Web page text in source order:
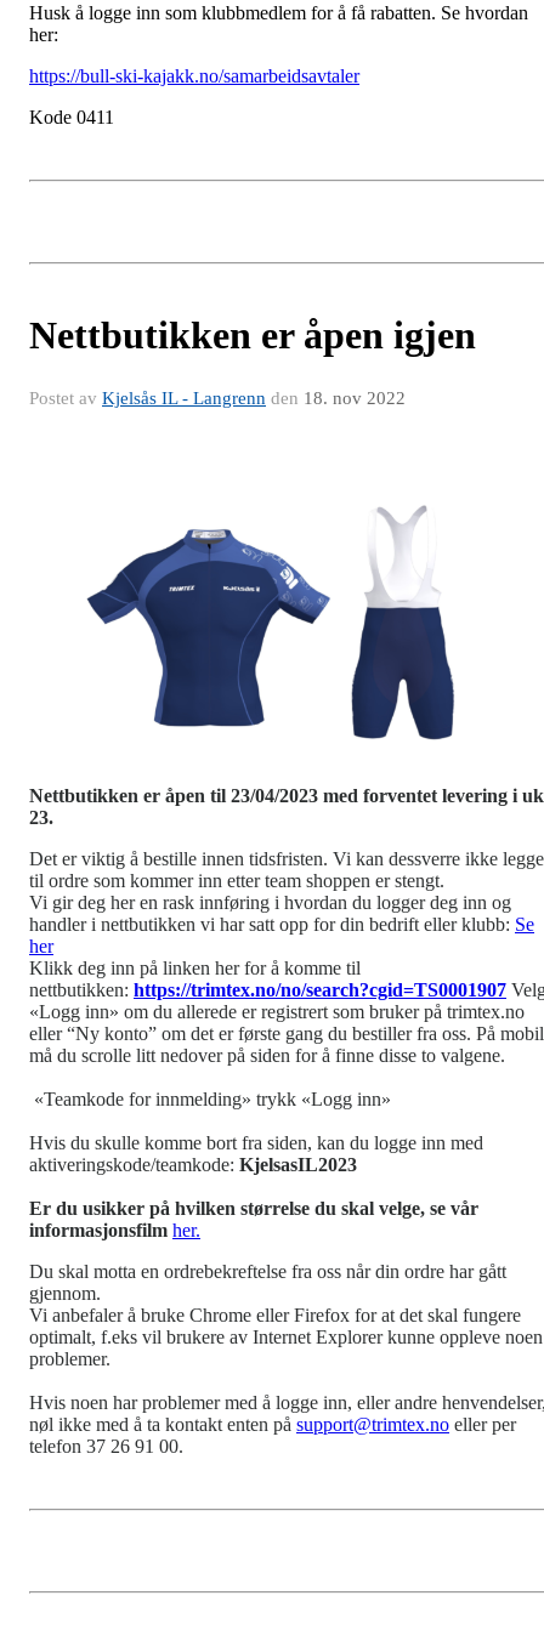
Husk å logge inn som klubbmedlem for å få rabatten. Se hvordan
her:
https://bull-ski-kajakk.no/samarbeidsavtaler
Kode 0411
Nettbutikken er åpen igjen
Postet av Kjelsås IL - Langrenn den 18. nov 2022
Nettbutikken er åpen til 23/04/2023 med forventet levering i
23.
Det er viktig å bestille innen tidsfristen. Vi kan dessverre ikke legge
til ordre som kommer inn etter team shoppen er stengt.
Vi gir deg her en rask innføring i hvordan du logger deg inn og
handler i nettbutikken vi har satt opp for din bedrift eller klubb: Se
her
Klikk deg inn på linken her for å komme til
nettbutikken: https://trimtex.no/no/search?cgid=TS0001907
«Logg inn» om du allerede er registrert som bruker på trimtex.no
eller “Ny konto” om det er første gang du bestiller fra oss. På mobil
må du scrolle litt nedover på siden for å finne disse to valgene.
«Teamkode for innmelding» trykk «Logg inn»
Hvis du skulle komme bort fra siden, kan du logge inn med
aktiveringskode/teamkode: KjelsasIL2023
Er du usikker på hvilken størrelse du skal velge, se vår
informasjonsfilm her.
Du skal motta en ordrebekreftelse fra oss når din ordre har gått
gjennom.
Vi anbefaler å bruke Chrome eller Firefox for at det skal fungere
optimalt, f.eks vil brukere av Internet Explorer kunne oppleve noen
problemer.
Hvis noen har problemer med å logge inn, eller andre
nøl ikke med å ta kontakt enten på support@trimtex.no eller per
telefon 37 26 91 00.